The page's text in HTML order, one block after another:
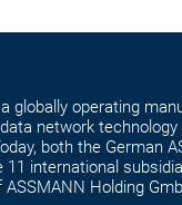
globally operating
network technology
both the German
11 international
Holding